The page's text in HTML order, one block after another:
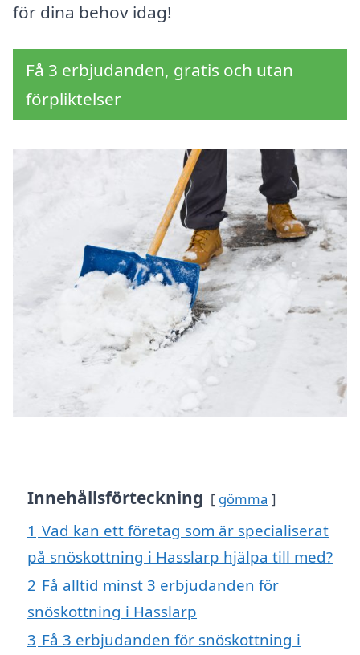
för dina behov idag!
Få 3 erbjudanden, gratis och utan
förpliktelser
Innehållsförteckning gömma
1 Vad kan ett företag som är specialiserat
på snöskottning i Hasslarp hjälpa till med?
2 Få alltid minst 3 erbjudanden för
snöskottning i Hasslarp
3 Få 3 erbjudanden för snöskottning i